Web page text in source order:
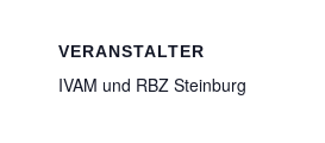
VERANSTALTER
IVAM und RBZ Steinburg